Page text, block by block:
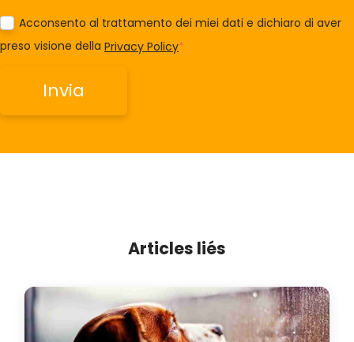
Acconsento al trattamento dei miei dati e dichiaro di aver
preso visione della Privacy Policy*
Articles liés